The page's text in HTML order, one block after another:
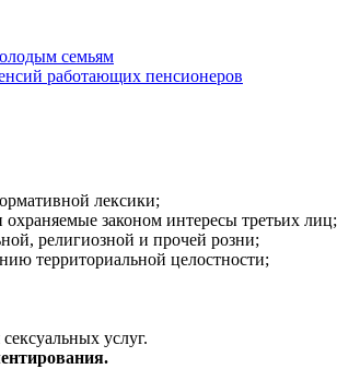
семьям
работающих пенсионеров
лексики;
законом интересы третьих лиц;
религиозной и прочей розни;
территориальной целостности;
услуг.